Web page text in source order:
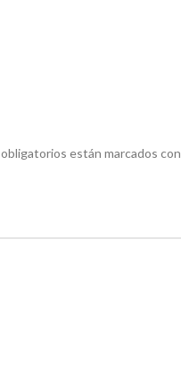
están marcados con